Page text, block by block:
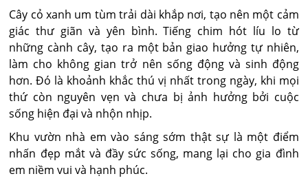
Cây cỏ xanh um tùm trải dài khắp nơi, tạo nên một cảm
giác thư giãn và yên bình. Tiếng chim hót líu lo từ
những cành cây, tạo ra một bản giao hưởng tự nhiên,
làm cho không gian trở nên sống động và sinh động
hơn. Đó là khoảnh khắc thú vị nhất trong ngày, khi mọi
thứ còn nguyên vẹn và chưa bị ảnh hưởng bởi cuộc
sống hiện đại và nhộn nhịp.
Khu vườn nhà em vào sáng sớm thật sự là một điểm
nhấn đẹp mắt và đầy sức sống, mang lại cho gia đình
em niềm vui và hạnh phúc.